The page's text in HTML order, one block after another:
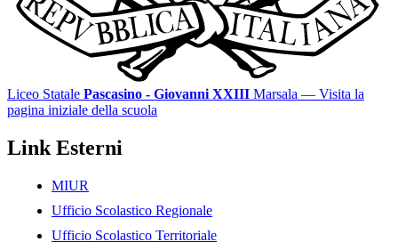
Liceo Statale Pascasino - Giovanni XXIII Marsala — Visita la
pagina iniziale della scuola
Link Esterni
MIUR
Ufficio Scolastico Regionale
Ufficio Scolastico Territoriale